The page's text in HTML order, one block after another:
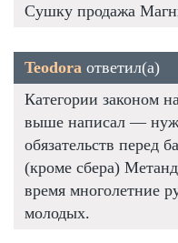
Сушку продажа
Teodora ответил(а)
Категории законом
выше написал —
обязательств перед
(кроме сбера)
время многолетние
молодых.